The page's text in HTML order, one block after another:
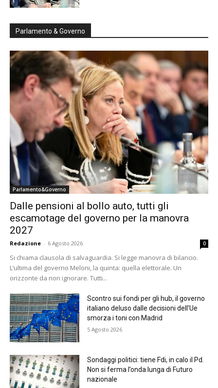
Parlamento & Governo
Parlamento&Governo
Dalle pensioni al bollo auto, tutti gli
escamotage del governo per la manovra
2027
Redazione - 6 Agosto 2026 0
Si chiama clausola di salvaguardia. Si legge manovra di bilancio.
L’ultima del governo Meloni, la quinta: quella elettorale. Un
orizzonte da non ignorare. Tutti...
Scontro sui fondi per gli hub, il governo
italiano deluso dalle decisioni dell’Ue
smorza i toni con Madrid
5 Agosto 2026
Sondaggi politici: tiene Fdi, in calo il Pd.
Non si ferma l’onda lunga di Futuro
nazionale